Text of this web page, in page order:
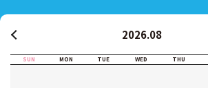
2026.08
SUN MON TUE WED THU